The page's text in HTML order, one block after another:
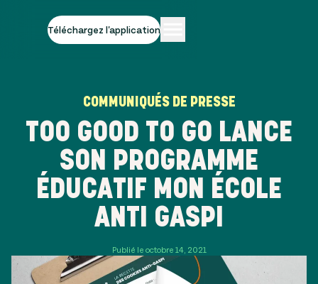
Téléchargez l'application
COMMUNIQUÉS DE PRESSE
TOO GOOD TO GO LANCE
SON PROGRAMME
ÉDUCATIF MON ÉCOLE
ANTI GASPI
Publié le octobre 14, 2021